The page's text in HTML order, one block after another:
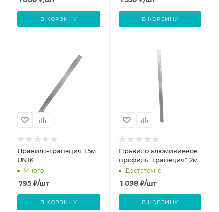
В КОРЗИНУ В КОРЗИНУ
Правило-трапеция 1,5м
UNIK
Много
795 ₽/шт
В КОРЗИНУ
Правило алюминиевое,
профиль "трапеция" 2м
Достаточно
1 098₽/шт
В КОРЗИНУ